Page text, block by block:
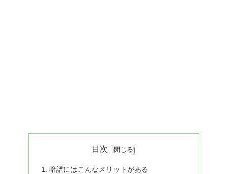
目次
暗譜にはこんなメリットがある